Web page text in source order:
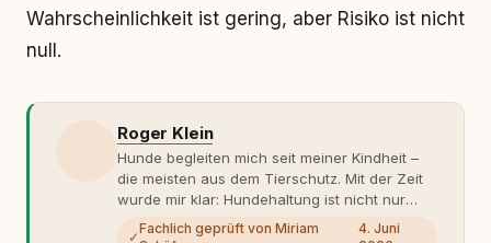
Wahrscheinlichkeit ist gering, aber Risiko ist nicht
null.
Roger Klein
Hunde begleiten mich seit meiner Kindheit –
die meisten aus dem Tierschutz. Mit der Zeit
wurde mir klar: Hundehaltung ist nicht nur
Gefühl, sondern Verantwortung und
✓
Fachlich geprüft von Miriam
4. Juni